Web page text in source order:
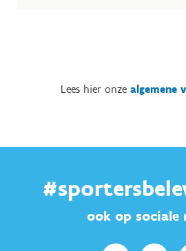
Lees hier onze algemene
ook op sociale